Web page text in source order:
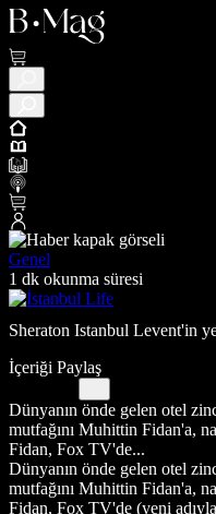
Genel
1 dk okunma süresi
Sheraton Istanbul Levent'in
İçeriği Paylaş
Dünyanın önde gelen otel
mutfağını Muhittin Fidan'a,
Fidan, Fox TV'de...
Dünyanın önde gelen otel
mutfağını Muhittin Fidan'a,
Fidan, Fox TV'de (yeni